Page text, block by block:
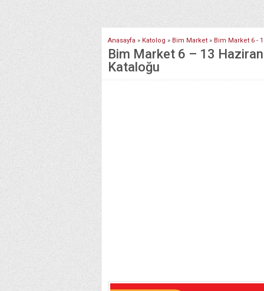
Anasayfa » Katolog » Bim Market » Bim Market 6 -
Bim Market 6 – 13
Kataloğu